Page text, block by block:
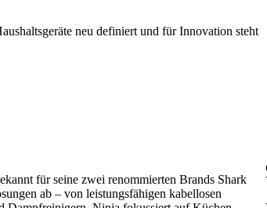
neu definiert und für Innovation steht
für seine zwei renommierten Brands Shark
ab – von leistungsfähigen kabellosen